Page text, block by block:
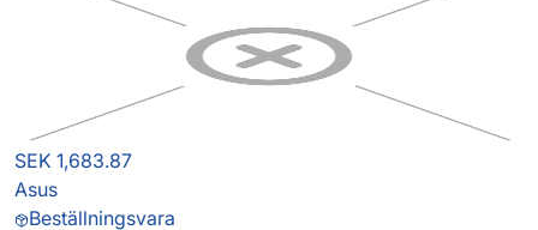
SEK 1,683.87
Asus
Beställningsvara